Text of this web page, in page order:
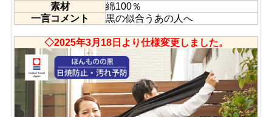
素材
綿100％
一言コメント
黒の似合うあの人へ
◇2025年3月18日より仕様変更しました。